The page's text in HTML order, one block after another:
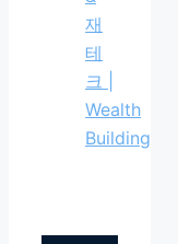
재
테
크 |
Wealth
Building